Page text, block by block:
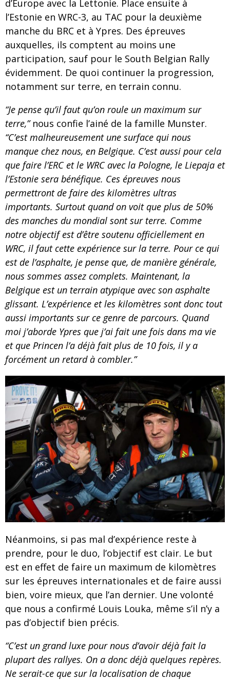
d’Europe avec la Lettonie. Place ensuite à
l’Estonie en WRC-3, au TAC pour la deuxième
manche du BRC et à Ypres. Des épreuves
auxquelles, ils comptent au moins une
participation, sauf pour le South Belgian Rally
évidemment. De quoi continuer la progression,
notamment sur terre, en terrain connu.
“Je pense qu’il faut qu’on roule un maximum sur
terre,”nous confie l’ainé de la famille Munster.
“C’est malheureusement une surface qui nous
manque chez nous, en Belgique. C’est aussi pour cela
que faire l’ERC et le WRC avec la Pologne, le Liepaja et
l’Estonie sera bénéfique. Ces épreuves nous
permettront de faire des kilomètres ultras
importants. Surtout quand on voit que plus de 50%
des manches du mondial sont sur terre. Comme
notre objectif est d’être soutenu officiellement en
WRC, il faut cette expérience sur la terre. Pour ce qui
est de l’asphalte, je pense que, de manière générale,
nous sommes assez complets. Maintenant, la
Belgique est un terrain atypique avec son asphalte
glissant. L’expérience et les kilomètres sont donc tout
aussi importants sur ce genre de parcours. Quand
moi j’aborde Ypres que j’ai fait une fois dans ma vie
et que Princen l’a déjà fait plus de 10 fois, il y a
forcément un retard à combler.”
Néanmoins, si pas mal d’expérience reste à
prendre, pour le duo, l’objectif est clair. Le but
est en effet de faire un maximum de kilomètres
sur les épreuves internationales et de faire aussi
bien, voire mieux, que l’an dernier. Une volonté
que nous a confirmé Louis Louka, même s’il n’y a
pas d’objectif bien précis.
“C’est un grand luxe pour nous d’avoir déjà fait la
plupart des rallyes. On a donc déjà quelques repères.
Ne serait-ce que sur la localisation de chaque